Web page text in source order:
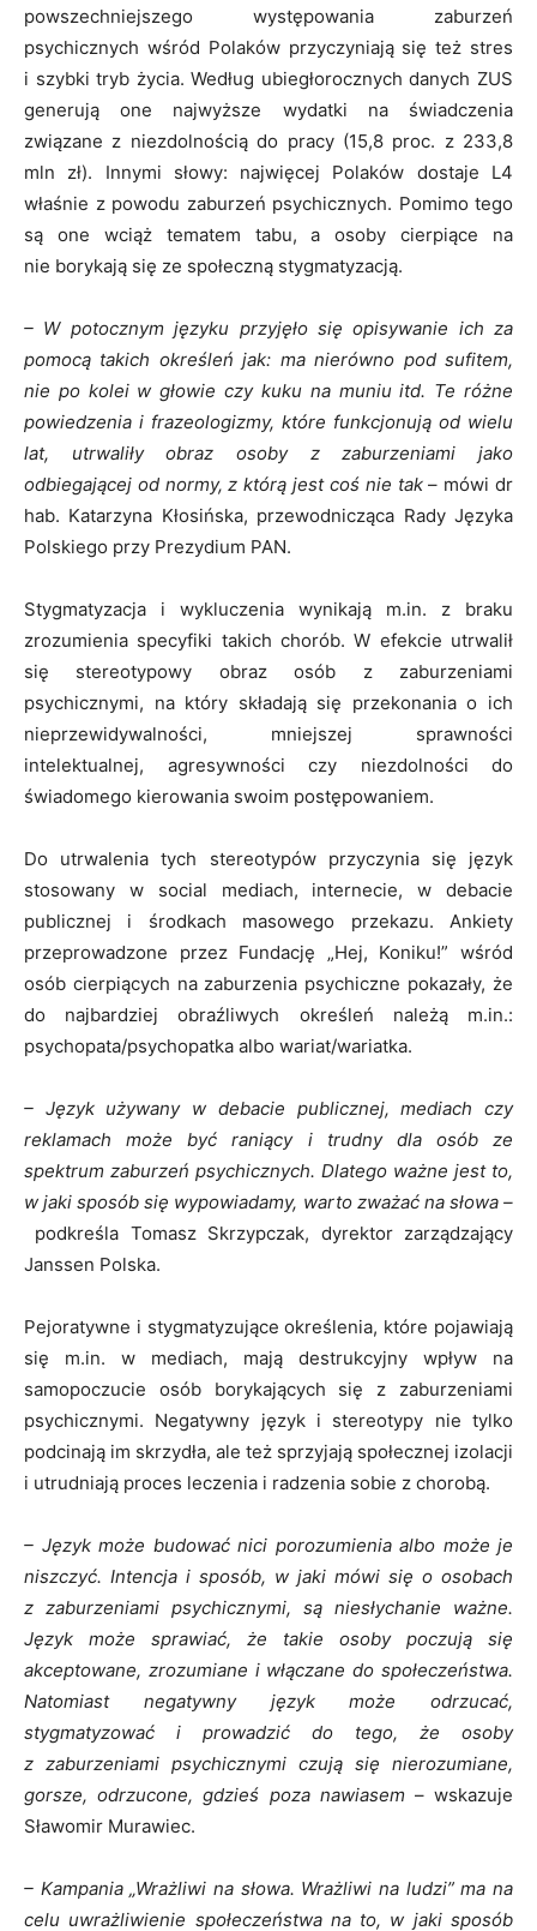
powszechniejszego występowania zaburzeń
psychicznych wśród Polaków przyczyniają się też stres
i szybki tryb życia. Według ubiegłorocznych danych ZUS
generują one najwyższe wydatki na świadczenia
związane z niezdolnością do pracy (15,8 proc. z 233,8
mln zł). Innymi słowy: najwięcej Polaków dostaje L4
właśnie z powodu zaburzeń psychicznych. Pomimo tego
są one wciąż tematem tabu, a osoby cierpiące na
nie borykają się ze społeczną stygmatyzacją.
– W potocznym języku przyjęło się opisywanie ich za
pomocą takich określeń jak: ma nierówno pod sufitem,
nie po kolei w głowie czy kuku na muniu itd. Te różne
powiedzenia i frazeologizmy, które funkcjonują od wielu
lat, utrwaliły obraz osoby z zaburzeniami jako
odbiegającej od normy, z którą jest coś nie tak– mówi dr
hab. Katarzyna Kłosińska, przewodnicząca Rady Języka
Polskiego przy Prezydium PAN.
Stygmatyzacja i wykluczenia wynikają m.in. z braku
zrozumienia specyfiki takich chorób. W efekcie utrwalił
się stereotypowy obraz osób z zaburzeniami
psychicznymi, na który składają się przekonania o ich
nieprzewidywalności, mniejszej sprawności
intelektualnej, agresywności czy niezdolności do
świadomego kierowania swoim postępowaniem.
Do utrwalenia tych stereotypów przyczynia się język
stosowany w social mediach, internecie, w debacie
publicznej i środkach masowego przekazu. Ankiety
przeprowadzone przez Fundację „Hej, Koniku!” wśród
osób cierpiących na zaburzenia psychiczne pokazały, że
do najbardziej obraźliwych określeń należą m.in.:
psychopata/psychopatka albo wariat/wariatka.
– Język używany w debacie publicznej, mediach czy
reklamach może być raniący i trudny dla osób ze
spektrum zaburzeń psychicznych. Dlatego ważne jest to,
w jaki sposób się wypowiadamy, warto zważać na słowa –
podkreśla Tomasz Skrzypczak, dyrektor zarządzający
Janssen Polska.
Pejoratywne i stygmatyzujące określenia, które pojawiają
się m.in. w mediach, mają destrukcyjny wpływ na
samopoczucie osób borykających się z zaburzeniami
psychicznymi. Negatywny język i stereotypy nie tylko
podcinają im skrzydła, ale też sprzyjają społecznej izolacji
i utrudniają proces leczenia i radzenia sobie z chorobą.
– Język może budować nici porozumienia albo może je
niszczyć. Intencja i sposób, w jaki mówi się o osobach
z zaburzeniami psychicznymi, są niesłychanie ważne.
Język może sprawiać, że takie osoby poczują się
akceptowane, zrozumiane i włączane do społeczeństwa.
Natomiast negatywny język może odrzucać,
stygmatyzować i prowadzić do tego, że osoby
z zaburzeniami psychicznymi czują się nierozumiane,
gorsze, odrzucone, gdzieś poza nawiasem – wskazuje
Sławomir Murawiec.
– Kampania „Wrażliwi na słowa. Wrażliwi na ludzi” ma na
celu uwrażliwienie społeczeństwa na to, w jaki sposób